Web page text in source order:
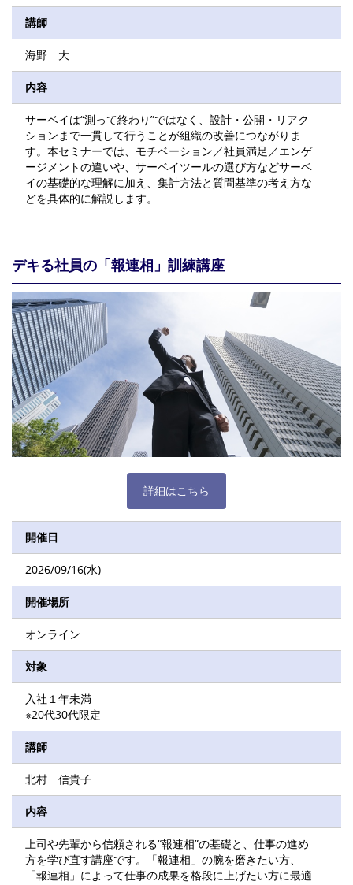
講師
海野 大
内容
サーベイは“測って終わり”ではなく、設計・公開・リアク
ションまで一貫して行うことが組織の改善につながりま
す。本セミナーでは、モチベーション／社員満足／エンゲ
ージメントの違いや、サーベイツールの選び方などサーベ
イの基礎的な理解に加え、集計方法と質問基準の考え方な
どを具体的に解説します。
デキる社員の「報連相」訓練講座
詳細はこちら
開催日
2026/09/16(水)
開催場所
オンライン
対象
入社１年未満
※20代30代限定
講師
北村 信貴子
内容
上司や先輩から信頼される“報連相”の基礎と、仕事の進め
方を学び直す講座です。「報連相」の腕を磨きたい方、
「報連相」によって仕事の成果を格段に上げたい方に最適